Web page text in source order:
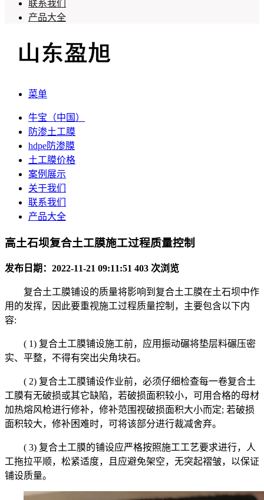
联系我们
产品大全
菜单
牛宝（中国）
防渗土工膜
hdpe防渗膜
土工膜价格
案例展示
关于我们
联系我们
产品大全
高土石坝复合土工膜施工过程质量控制
发布日期：2022-11-21 09:11:51 403 次浏览
复合土工膜铺设的质量将影响到复合土工膜在土石坝中作
用的发挥，因此要重视施工过程质量控制，主要包含以下内
容:
( 1) 复合土工膜铺设施工前，应用振动碾将垫层料碾压密
实、平整，不得有突出尖角块石。
( 2) 复合土工膜铺设作业前，必须仔细检查每一卷复合土
工膜有无破损或其它缺陷，若破损面积较小，可用合格的母材
加热熔风枪进行修补，修补范围视破损面积大小而定; 若破损
面积较大，修补困难时，可将该部分进行裁减舍弃。
( 3) 复合土工膜的铺设应严格按照施工工艺要求进行，人
工拖拉平顺，松紧适度，且应避免架空，无突起褶皱，以保证
铺设质量。